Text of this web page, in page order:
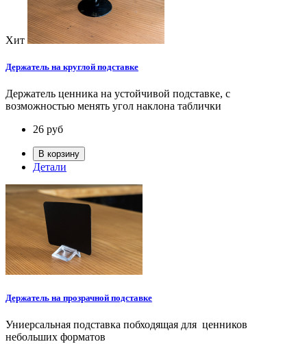
Хит
Держатель на круглой подставке
Держатель ценника на устойчивой подставке, с
возможностью менять угол наклона таблички
26 руб
В корзину
Детали
Держатель на прозрачной подставке
Униерсальная подставка побходящая для ценников
небольших форматов